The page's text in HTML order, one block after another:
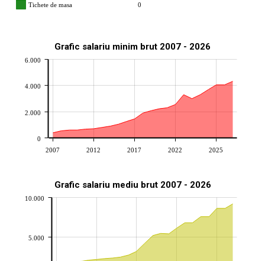
Tichete de masa 0
Grafic salariu minim brut 2007 - 2026
2007 2012 2017 2022 2025
0
2.000
4.000
6.000
Grafic salariu mediu brut 2007 - 2026
5.000
10.000